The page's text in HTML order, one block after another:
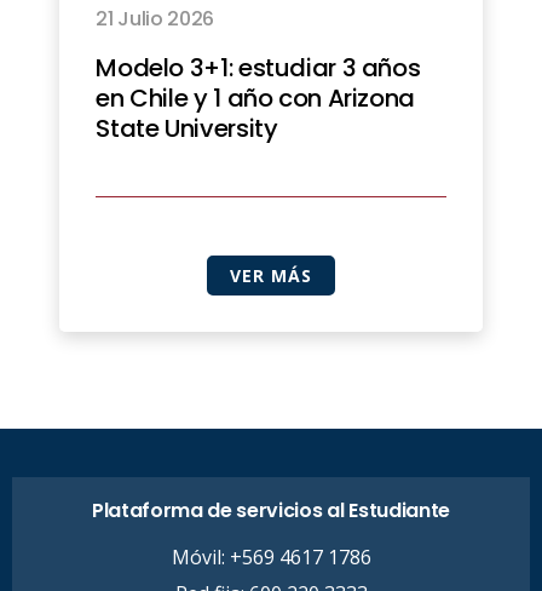
21 Julio 2026
Modelo 3+1: estudiar 3 años
en Chile y 1 año con Arizona
State University
VER MÁS